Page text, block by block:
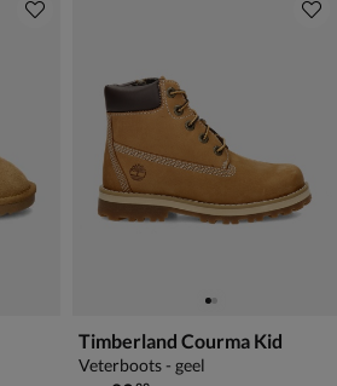
Timberland Courma Kid
Veterboots - geel